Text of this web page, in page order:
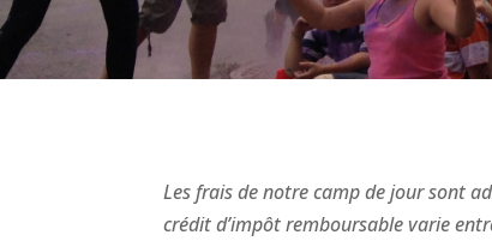
Les frais de notre camp de jour sont
crédit d’impôt remboursable varie